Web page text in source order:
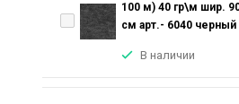
100 м) 40 гр\м шир.
см арт.- 6040 черный
В наличии